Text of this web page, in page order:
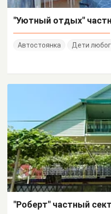
"Уютный отдых"
Автостоянка Дети
"Роберт" частный